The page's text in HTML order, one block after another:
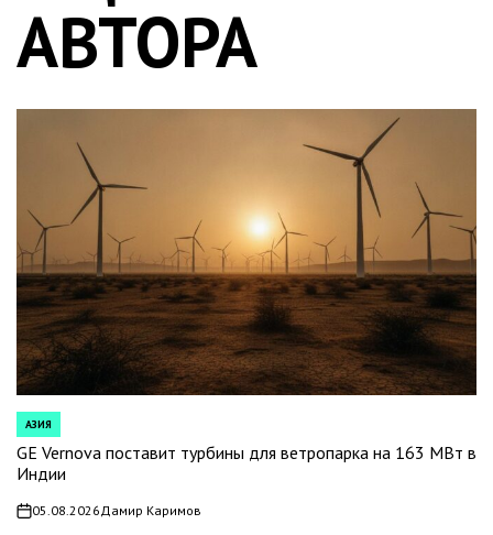
АВТОРА
POSTED
IN
АЗИЯ
GE Vernova поставит турбины для ветропарка на 163 МВт в
Индии
on05.08.2026 Дамир Каримов